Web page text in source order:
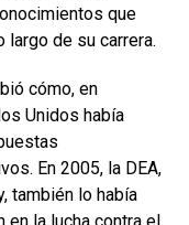
que
de su carrera.
cómo, en
Unidos había
En 2005, la DEA,
también lo había